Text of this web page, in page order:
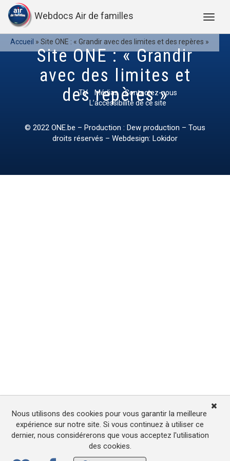
Webdocs Air de familles
Accueil » Site ONE : « Grandir avec des limites et des repères »
Site ONE : « Grandir
avec des limites et
des repères »
TV Médias
Contactez-nous
L’accessibilité de ce site
© 2022 ONE.be – Production : Dew production – Tous
droits réservés – Webdesign: Lokidor
Nous utilisons des cookies pour vous garantir la meilleure
expérience sur notre site. Si vous continuez à utiliser ce
dernier, nous considérerons que vous acceptez l'utilisation
des cookies.